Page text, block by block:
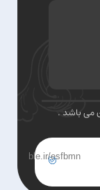
می باشد .
ble.ir/esfbmn